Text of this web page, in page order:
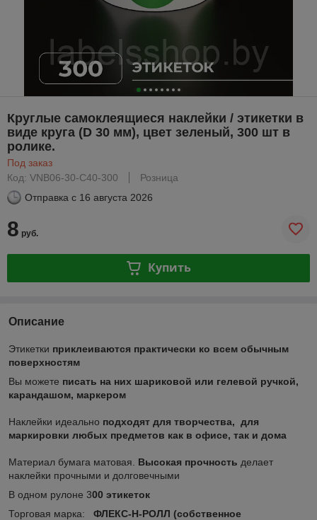
Круглые самоклеящиеся наклейки / этикетки в
виде круга (D 30 мм), цвет зеленый, 300 шт в
ролике.
Под заказ
Код: VNB06-30-C40-300
Розница
Отправка с 16 августа 2026
8 руб.
Купить
Описание
Этикетки приклеиваются практически ко всем обычным
поверхностям
Вы можете писать на них шариковой или гелевой ручкой,
карандашом, маркером
Наклейки идеально подходят для творчества, для
маркировки любых предметов как в офисе, так и дома
Материал бумага матовая. Высокая прочность делает
наклейки прочными и долговечными
В одном рулоне 300 этикеток
Торговая марка: ФЛЕКС-Н-РОЛЛ (собственное